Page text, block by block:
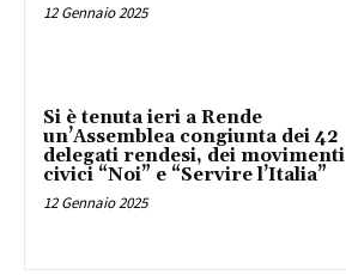
12 Gennaio 2025
Si è tenuta ieri a Rende
un’Assemblea congiunta dei 42
delegati rendesi, dei movimenti
civici “Noi” e “Servire l’Italia”
12 Gennaio 2025